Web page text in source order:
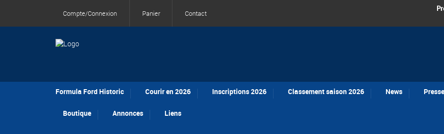
Compte/Connexion Panier Contact
Formula Ford Historic Courir en 2026 Inscriptions 2026 Classement saison 2026 News Presse
Boutique Annonces Liens